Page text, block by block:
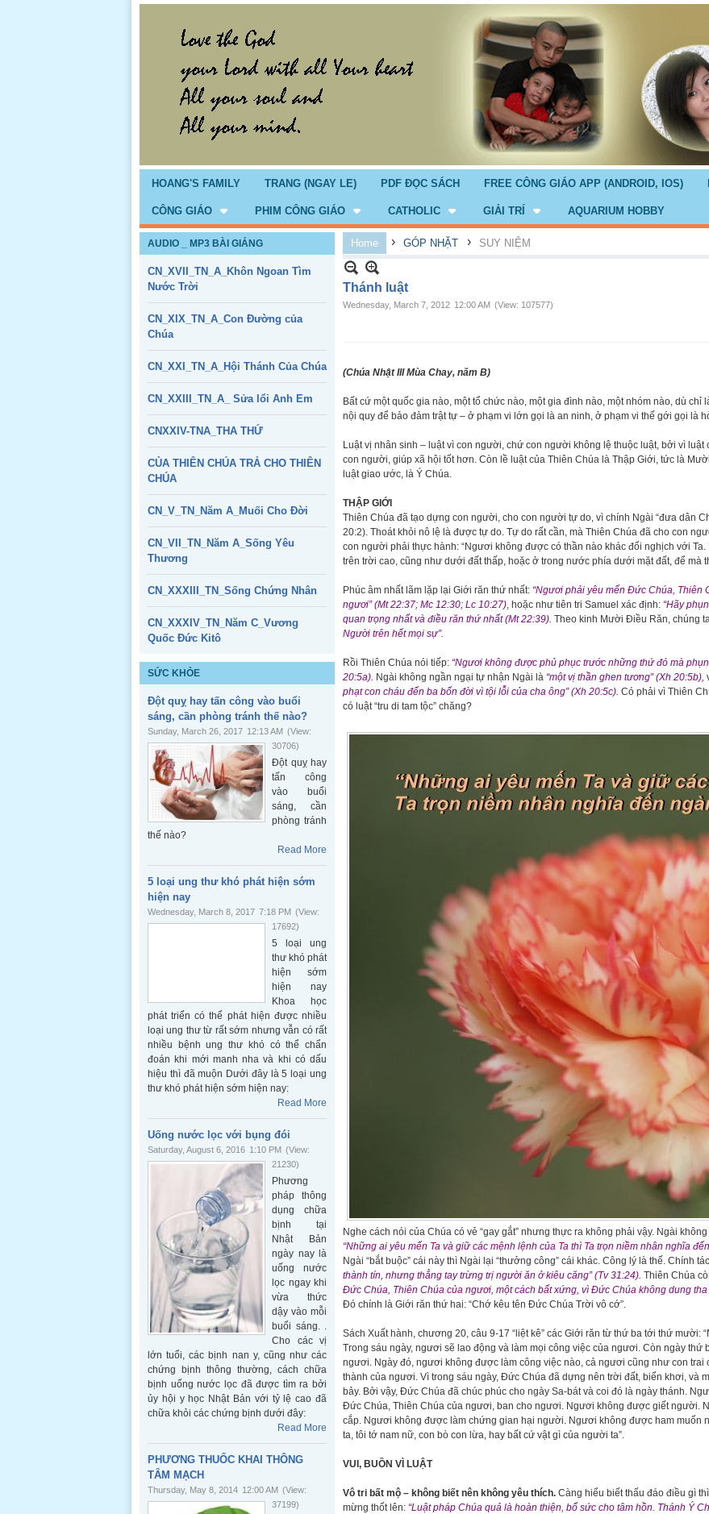
HOANG'S FAMILY TRANG (NGAY LE) PDF ĐỌC SÁCH FREE CÔNG GIÁO APP (ANDROID, IOS)
CÔNG GIÁO PHIM CÔNG GIÁO CATHOLIC GIẢI TRÍ AQUARIUM HOBBY
AUDIO _ MP3 BÀI GIẢNG
CN_XVII_TN_A_Khôn Ngoan Tìm
Nước Trời
CN_XIX_TN_A_Con Đường của
Chúa
CN_XXI_TN_A_Hội Thánh Của Chúa
CN_XXIII_TN_A_ Sửa lổi Anh Em
CNXXIV-TNA_THA THỨ
CỦA THIÊN CHÚA TRẢ CHO THIÊN
CHÚA
CN_V_TN_Năm A_Muối Cho Đời
CN_VII_TN_Năm A_Sống Yêu
Thương
CN_XXXIII_TN_Sống Chứng Nhân
CN_XXXIV_TN_Năm C_Vương
Quốc Đức Kitô
SỨC KHỎE
Đột quỵ hay tấn công vào buổi
sáng, cần phòng tránh thế nào?
Sunday, March 26, 2017 12:13 AM (View:
30706)
Đột quỵ hay
tấn công
vào buổi
sáng, cần
phòng tránh
thế nào?
Read More
5 loại ung thư khó phát hiện sớm
hiện nay
Wednesday, March 8, 2017 7:18 PM (View:
17692)
5 loại ung
thư khó phát
hiện sớm
hiện nay
Khoa học
phát triển có thể phát hiện được nhiều
loại ung thư từ rất sớm nhưng vẫn có rất
nhiều bệnh ung thư khó có thể chẩn
đoán khi mới manh nha và khi có dấu
hiệu thì đã muộn Dưới đây là 5 loại ung
thư khó phát hiện sớm hiện nay:
Read More
Uống nước lọc với bụng đói
Saturday, August 6, 2016 1:10 PM (View:
21230)
Phương
pháp thông
dụng chữa
bịnh tại
Nhật Bản
ngày nay là
uống nước
lọc ngay khi
vừa thức
dậy vào mỗi
buổi sáng. .
Cho các vị
lớn tuổi, các bịnh nan y, cũng như các
chứng bịnh thông thường, cách chữa
bịnh uống nước lọc đã được tìm ra bởi
ủy hội y học Nhật Bản với tỷ lệ cao đã
chữa khỏi các chứng bịnh dưới đây:
Read More
PHƯƠNG THUỐC KHAI THÔNG
TÂM MẠCH
Thursday, May 8, 2014 12:00 AM (View:
37199)
Home › GÓP NHẶT › SUY NIỆM
Thánh luật
Wednesday, March 7, 2012 12:00 AM (View: 107577)
(Chúa Nhật III Mùa Chay, năm B)
Bất cứ một quốc gia nào, một tổ chức nào, một gia đình nào, một nhóm nào, dù
nội quy để bảo đảm trật tự – ở phạm vi lớn gọi là an ninh, ở phạm vi thế gới gọi là
Luật vị nhân sinh – luật vì con người, chứ con người không lệ thuộc luật, bởi vì
con người, giúp xã hội tốt hơn. Còn lề luật của Thiên Chúa là Thập Giới, tức là
luật giao ước, là Ý Chúa.
THẬP GIỚI
Thiên Chúa đã tạo dựng con người, cho con người tự do, vì chính Ngài “đưa dân
20:2). Thoát khỏi nô lệ là được tự do. Tự do rất cần, mà Thiên Chúa đã cho con
con người phải thực hành: “Ngươi không được có thần nào khác đối nghịch với
trên trời cao, cũng như dưới đất thấp, hoặc ở trong nước phía dưới mặt đất, để mà
Phúc âm nhất lãm lặp lại Giới răn thứ nhất: “Ngươi phải yêu mến Đức Chúa, Thiên
ngươi” (Mt 22:37; Mc 12:30; Lc 10:27), hoặc như tiên tri Samuel xác định: “Hãy
quan trọng nhất và điều răn thứ nhất (Mt 22:39). Theo kinh Mười Điều Răn, chúng
Người trên hết mọi sự”.
Rồi Thiên Chúa nói tiếp: “Ngươi không được phủ phục trước những thứ đó mà
20:5a). Ngài không ngần ngại tự nhận Ngài là “một vị thần ghen tương” (Xh 20:5b),
phạt con cháu đến ba bốn đời vì tội lỗi của cha ông” (Xh 20:5c). Có phải vì Thiên
có luật “tru di tam tộc” chăng?
Nghe cách nói của Chúa có vẻ “gay gắt” nhưng thực ra không phải vậy. Ngài
“Những ai yêu mến Ta và giữ các mệnh lệnh của Ta thì Ta trọn niềm nhân nghĩa
Ngài “bắt buộc” cái này thì Ngài lại “thưởng công” cái khác. Công lý là thế. Chính
thành tín, nhưng thẳng tay trừng trị người ăn ở kiêu căng” (Tv 31:24). Thiên Chúa
Đức Chúa, Thiên Chúa của ngươi, một cách bất xứng, vì Đức Chúa không dung
Đó chính là Giới răn thứ hai: “Chớ kêu tên Đức Chúa Trời vô cớ”.
Sách Xuất hành, chương 20, câu 9-17 “liệt kê” các Giới răn từ thứ ba tới thứ mười:
Trong sáu ngày, ngươi sẽ lao động và làm mọi công việc của ngươi. Còn ngày
ngươi. Ngày đó, ngươi không được làm công việc nào, cả ngươi cũng như con trai
thành của ngươi. Vì trong sáu ngày, Đức Chúa đã dựng nên trời đất, biển khơi, và
bảy. Bởi vậy, Đức Chúa đã chúc phúc cho ngày Sa-bát và coi đó là ngày thánh.
Đức Chúa, Thiên Chúa của ngươi, ban cho ngươi. Ngươi không được giết người.
cắp. Ngươi không được làm chứng gian hại người. Ngươi không được ham
ta, tôi tớ nam nữ, con bò con lừa, hay bất cứ vật gì của người ta”.
VUI, BUỒN VÌ LUẬT
Vô tri bất mộ – không biết nên không yêu thích. Càng hiểu biết thấu đáo điều gì
mừng thốt lên: “Luật pháp Chúa quả là hoàn thiện, bổ sức cho tâm hồn. Thánh Ý